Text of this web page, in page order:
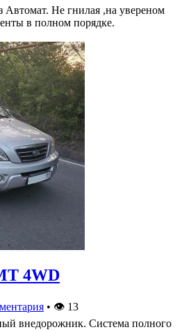
Автомат. Не гнилая ,на увереном
в полном порядке.
4WD
• 👁 13
внедорожник. Система полного